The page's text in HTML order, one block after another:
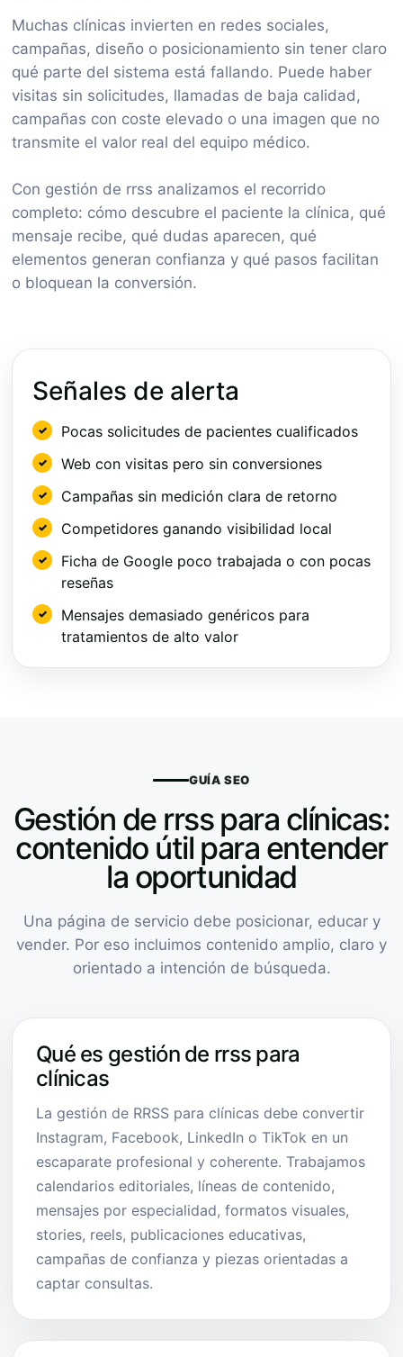
Muchas clínicas invierten en redes sociales,
campañas, diseño o posicionamiento sin tener claro
qué parte del sistema está fallando. Puede haber
visitas sin solicitudes, llamadas de baja calidad,
campañas con coste elevado o una imagen que no
transmite el valor real del equipo médico.
Con gestión de rrss analizamos el recorrido
completo: cómo descubre el paciente la clínica, qué
mensaje recibe, qué dudas aparecen, qué
elementos generan confianza y qué pasos facilitan
o bloquean la conversión.
Señales de alerta
Pocas solicitudes de pacientes cualificados
Web con visitas pero sin conversiones
Campañas sin medición clara de retorno
Competidores ganando visibilidad local
Ficha de Google poco trabajada o con pocas
reseñas
Mensajes demasiado genéricos para
tratamientos de alto valor
GUÍA SEO
Gestión de rrss para clínicas:
contenido útil para entender
la oportunidad
Una página de servicio debe posicionar, educar y
vender. Por eso incluimos contenido amplio, claro y
orientado a intención de búsqueda.
Qué es gestión de rrss para
clínicas
La gestión de RRSS para clínicas debe convertir
Instagram, Facebook, LinkedIn o TikTok en un
escaparate profesional y coherente. Trabajamos
calendarios editoriales, líneas de contenido,
mensajes por especialidad, formatos visuales,
stories, reels, publicaciones educativas,
campañas de confianza y piezas orientadas a
captar consultas.